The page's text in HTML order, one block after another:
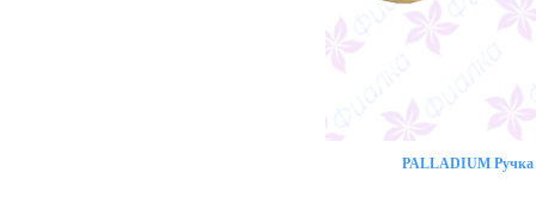
PALLADIUM Ручка